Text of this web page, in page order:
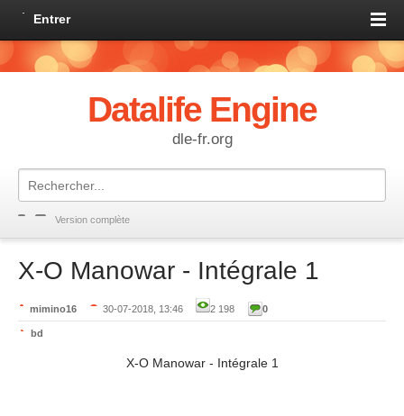
Entrer
Datalife Engine
dle-fr.org
Version complète
X-O Manowar - Intégrale 1
mimino16 30-07-2018, 13:46 2 198 0
bd
X-O Manowar - Intégrale 1